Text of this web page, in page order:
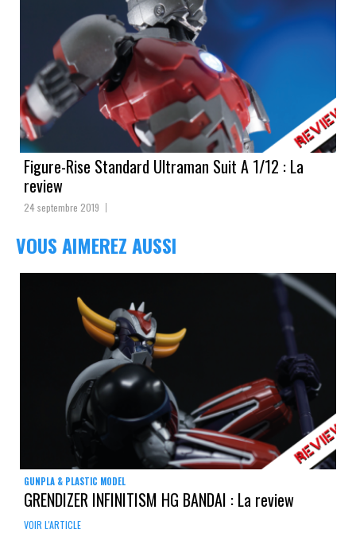
Figure-Rise Standard Ultraman Suit A 1/12 : La
review
24 septembre 2019
VOUS AIMEREZ AUSSI
GUNPLA & PLASTIC MODEL
GRENDIZER INFINITISM HG BANDAI : La review
VOIR L'ARTICLE